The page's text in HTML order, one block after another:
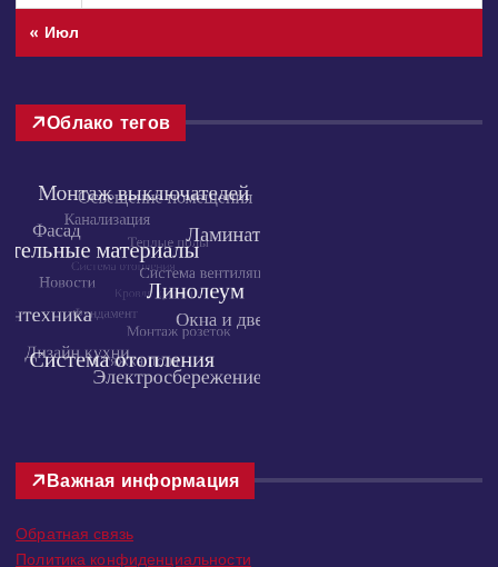
« Июл
Облако тегов
Важная информация
Обратная связь
Политика конфиденциальности